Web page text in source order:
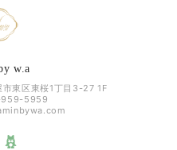
w.a
東区東桜1丁目3-27 1F
959-5959